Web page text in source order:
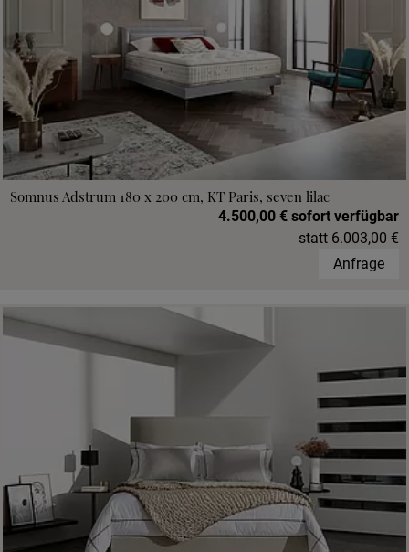
Somnus Adstrum 180 x 200 cm, KT Paris, seven lilac
4.500,00 € sofort verfügbar
statt 6.003,00 €
Anfrage